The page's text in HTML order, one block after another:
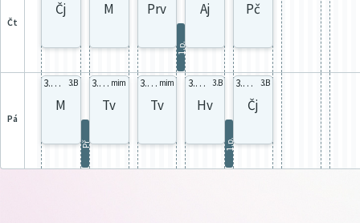
čt
Čj M Prv Aj Pč
1.p.
pá
3.B celá 3.B
M
3.B celá mim
Tv
3.B celá mim
Tv
3.B celá 3.B
Hv
3.B celá 3.B
Čj
Př 1.p.